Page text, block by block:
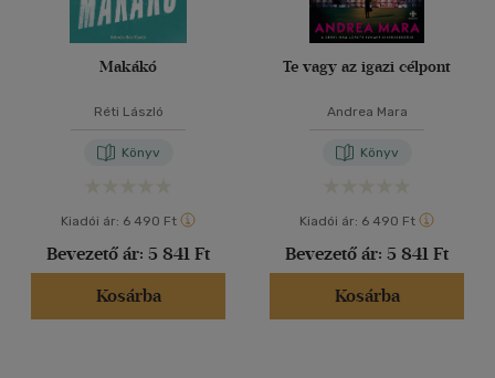
Makákó
Réti László
Könyv
Kiadói ár: 6 490 Ft
Bevezető ár: 5 841 Ft
Kosárba
Te vagy az igazi célpont
Andrea Mara
Könyv
Kiadói ár: 6 490 Ft
Bevezető ár: 5 841 Ft
Kosárba